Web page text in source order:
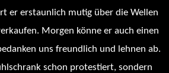
er erstaunlich mutig über die Wellen
Morgen könne er auch einen
uns freundlich und lehnen ab.
schon protestiert, sondern